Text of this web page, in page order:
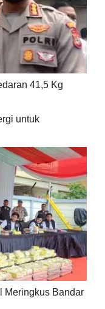
41,5 Kg
untuk
Meringkus Bandar